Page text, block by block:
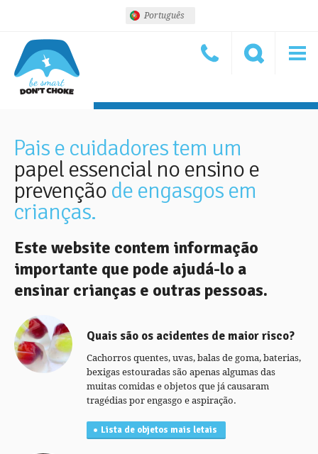
Português
Pais e cuidadores tem um
papel essencial no ensino e
prevenção de engasgos em
crianças.
Este website contem informação
importante que pode ajudá-lo a
ensinar crianças e outras pessoas.
Quais são os acidentes de maior risco?
Cachorros quentes, uvas, balas de goma, baterias,
bexigas estouradas são apenas algumas das
muitas comidas e objetos que já causaram
tragédias por engasgo e aspiração.
Lista de objetos mais letais